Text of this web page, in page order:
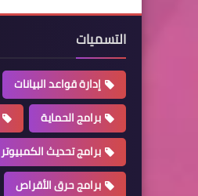
التسميات
إدارة قواعد البيانات
برامج الحماية
برامج تحديث الكمبيوتر
برامج حرق الأقراص